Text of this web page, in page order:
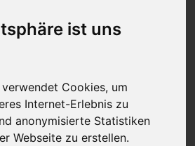
ist uns
Cookies, um
Internet-Erlebnis zu
anonymisierte Statistiken
Webseite zu erstellen.
Sie haben Fragen?
07641-9360300